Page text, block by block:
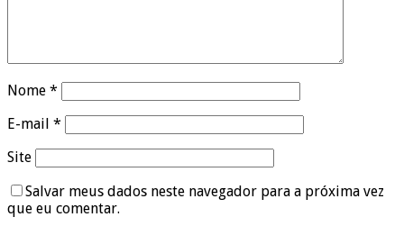
Nome *
E-mail *
Site
Salvar meus dados neste navegador para a próxima vez
que eu comentar.